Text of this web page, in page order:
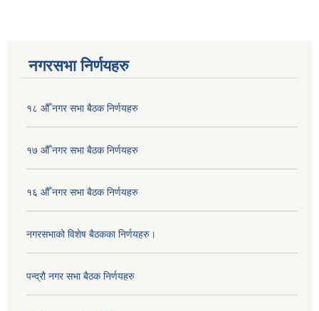
नगरसभा निर्णयहरु
१८ औँ नगर सभा बैठक निर्णयहरु
१७ औँ नगर सभा बैठक निर्णयहरु
१६ औँ नगर सभा बैठक निर्णयहरु
नगरसभाको विशेष बैठकका निर्णयहरु।
पन्द्रौ नगर सभा बैठक निर्णयहरु